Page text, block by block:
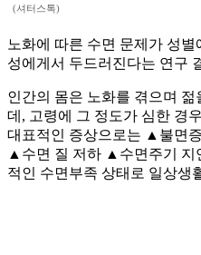
(셔터스톡)
노화에 따른 수면 문제가 성
성에게서 두드러진다는 연구
인간의 몸은 노화를 겪으며
데, 고령에 그 정도가 심한 경
대표적인 증상으로는 ▲불면
▲수면 질 저하 ▲수면주기 지
적인 수면부족 상태로 일상생